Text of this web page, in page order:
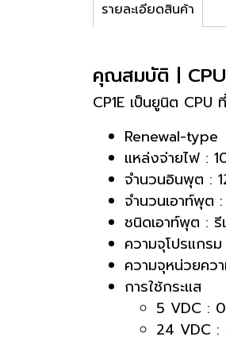
รายละเอียดสินค้า
คุณสมบัติ |
CP1E เป็นยูนิต
Renewal-type
แหล่งจ่ายไฟ :
จำนวนอินพุต :
จำนวนเอาท์พุต
ชนิดเอาท์พุต : รี
ความจุโปรแกร
ความจุหน่วยคว
การใช้กระแส
5 VDC :
24 VDC